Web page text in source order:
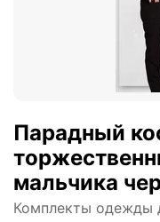
Парадный
мальчика
отделкой на
Комплекты одежды